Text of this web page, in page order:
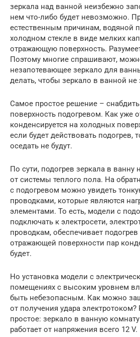
зеркала над ванной неизбежно
нем что-либо будет невозможно.
естественным причинам, водяной
холодном стекле в виде мелких
отражающую поверхность.
Поэтому многие спрашивают,
незапотевающее зеркало для
делать, чтобы зеркало в ванной не
Самое простое решение –
поверхность подогревом. Как уже
конденсируется на холодных
если будет действовать подогрев,
оседать не будут.
По сути, подогрев зеркала в ванну
от системы теплого пола. На
с подогревом можно увидеть
проводками, которые являются
элементами. То есть, модели с
подключать к электросети,
проводкам, обеспечивает подогрев
отражающей поверхности пар
будет.
Но установка модели с
помещениях с высоким уровнем
быть небезопасным. Как можно
от получения удара
простое: зеркало в ванную
работает от напряжения всего 12 V.